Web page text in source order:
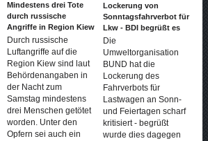
Mindestens drei Tote
durch russische
Angriffe in Region Kiew
Durch russische
Luftangriffe auf die
Region Kiew sind laut
Behördenangaben in
der Nacht zum
Samstag mindestens
drei Menschen getötet
worden. Unter den
Opfern sei auch ein
Lockerung von
Sonntagsfahrverbot für
Lkw - BDI begrüßt es
Die
Umweltorganisation
BUND hat die
Lockerung des
Fahrverbots für
Lastwagen an Sonn-
und Feiertagen scharf
kritisiert - begrüßt
wurde dies dagegen